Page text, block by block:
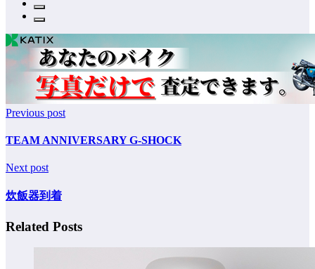
Previous post
TEAM ANNIVERSARY G-SHOCK
Next post
炊飯器到着
Related Posts